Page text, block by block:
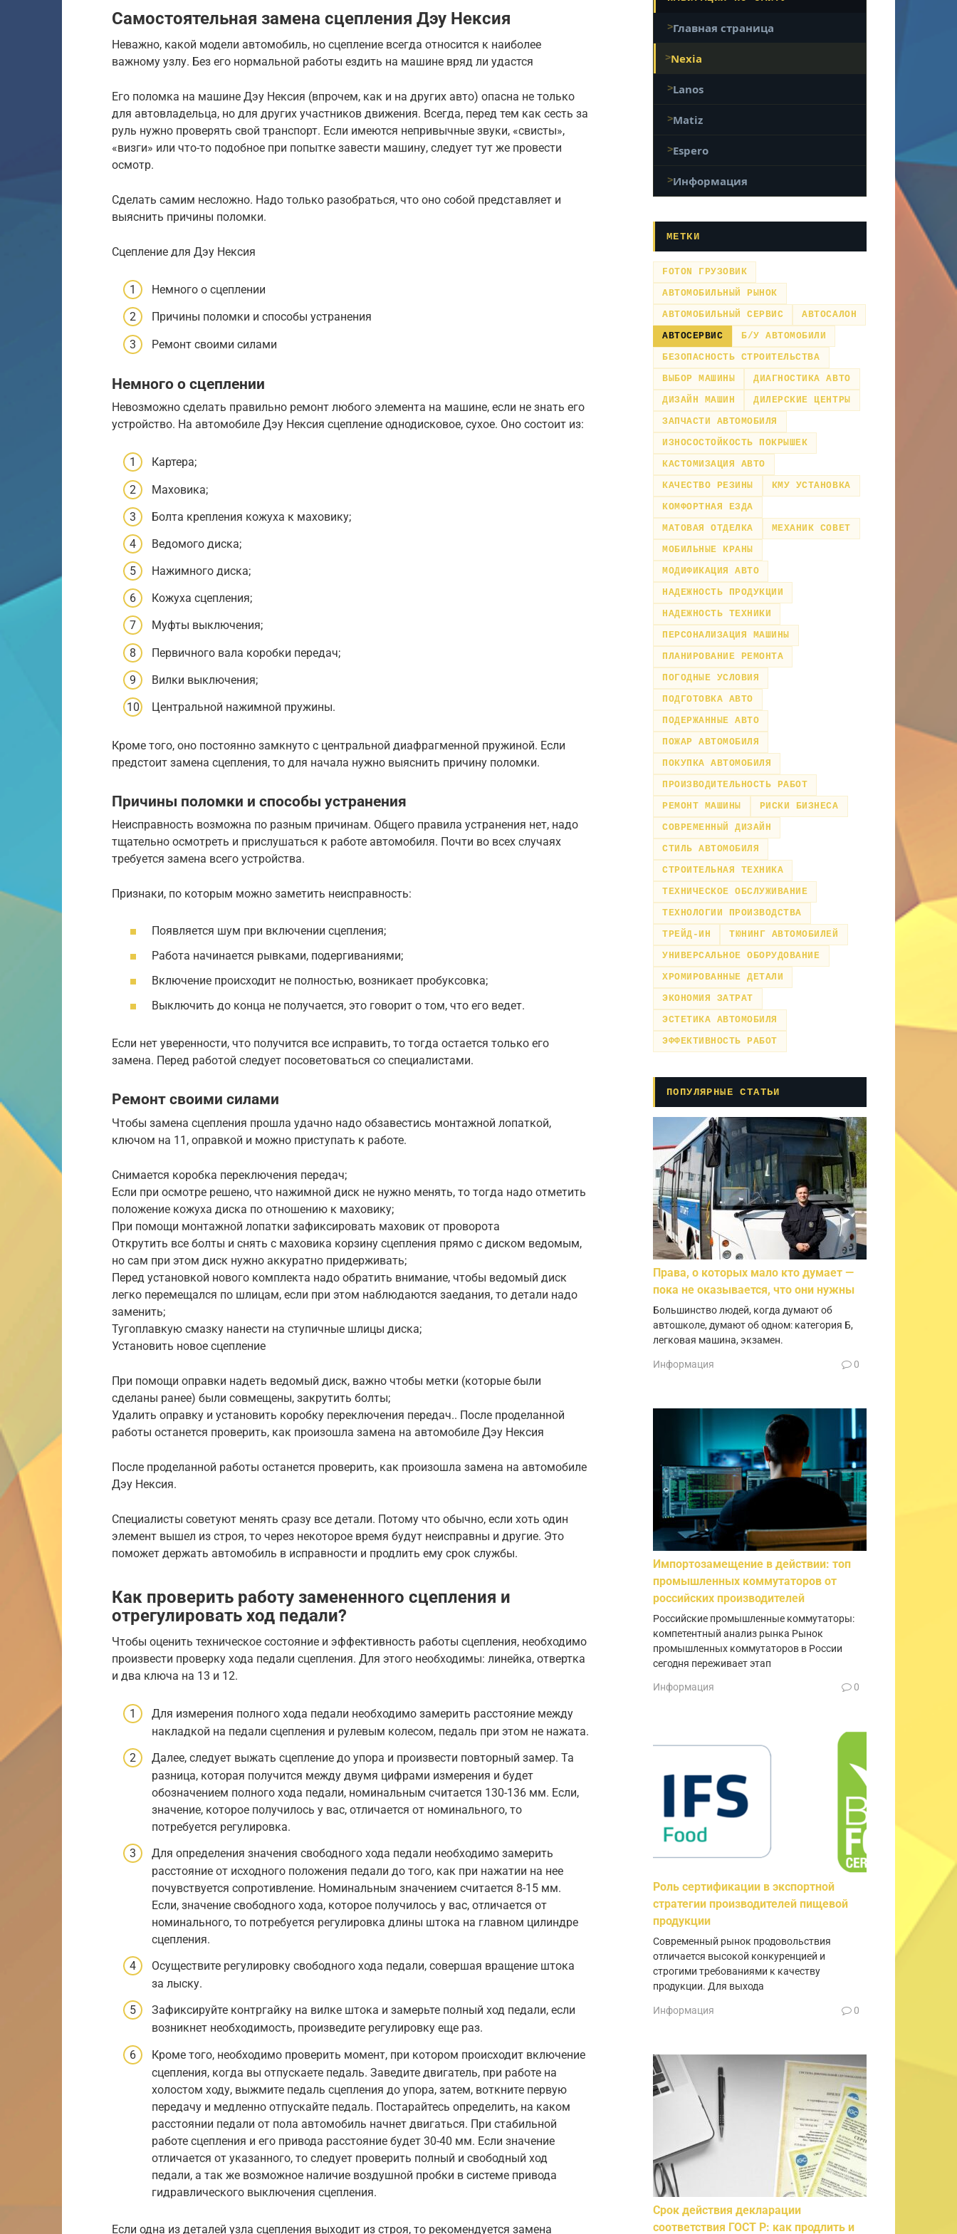
Самостоятельная замена сцепления Дэу Нексия
Неважно, какой модели автомобиль, но сцепление всегда относится к наиболее
важному узлу. Без его нормальной работы ездить на машине вряд ли удастся
Его поломка на машине Дэу Нексия (впрочем, как и на других авто) опасна не только
для автовладельца, но для других участников движения. Всегда, перед тем как сесть за
руль нужно проверять свой транспорт. Если имеются непривычные звуки, «свисты»,
«визги» или что-то подобное при попытке завести машину, следует тут же провести
осмотр.
Сделать самим несложно. Надо только разобраться, что оно собой представляет и
выяснить причины поломки.
Сцепление для Дэу Нексия
Немного о сцеплении
Причины поломки и способы устранения
Ремонт своими силами
Немного о сцеплении
Невозможно сделать правильно ремонт любого элемента на машине, если не знать его
устройство. На автомобиле Дэу Нексия сцепление однодисковое, сухое. Оно состоит из:
Картера;
Маховика;
Болта крепления кожуха к маховику;
Ведомого диска;
Нажимного диска;
Кожуха сцепления;
Муфты выключения;
Первичного вала коробки передач;
Вилки выключения;
Центральной нажимной пружины.
Кроме того, оно постоянно замкнуто с центральной диафрагменной пружиной. Если
предстоит замена сцепления, то для начала нужно выяснить причину поломки.
Причины поломки и способы устранения
Неисправность возможна по разным причинам. Общего правила устранения нет, надо
тщательно осмотреть и прислушаться к работе автомобиля. Почти во всех случаях
требуется замена всего устройства.
Признаки, по которым можно заметить неисправность:
Появляется шум при включении сцепления;
Работа начинается рывками, подергиваниями;
Включение происходит не полностью, возникает пробуксовка;
Выключить до конца не получается, это говорит о том, что его ведет.
Если нет уверенности, что получится все исправить, то тогда остается только его
замена. Перед работой следует посоветоваться со специалистами.
Ремонт своими силами
Чтобы замена сцепления прошла удачно надо обзавестись монтажной лопаткой,
ключом на 11, оправкой и можно приступать к работе.
Снимается коробка переключения передач;
Если при осмотре решено, что нажимной диск не нужно менять, то тогда надо отметить
положение кожуха диска по отношению к маховику;
При помощи монтажной лопатки зафиксировать маховик от проворота
Открутить все болты и снять с маховика корзину сцепления прямо с диском ведомым,
но сам при этом диск нужно аккуратно придерживать;
Перед установкой нового комплекта надо обратить внимание, чтобы ведомый диск
легко перемещался по шлицам, если при этом наблюдаются заедания, то детали надо
заменить;
Тугоплавкую смазку нанести на ступичные шлицы диска;
Установить новое сцепление
При помощи оправки надеть ведомый диск, важно чтобы метки (которые были
сделаны ранее) были совмещены, закрутить болты;
Удалить оправку и установить коробку переключения передач.. После проделанной
работы останется проверить, как произошла замена на автомобиле Дэу Нексия
После проделанной работы останется проверить, как произошла замена на автомобиле
Дэу Нексия.
Специалисты советуют менять сразу все детали. Потому что обычно, если хоть один
элемент вышел из строя, то через некоторое время будут неисправны и другие. Это
поможет держать автомобиль в исправности и продлить ему срок службы.
Как проверить работу замененного сцепления и
отрегулировать ход педали?
Чтобы оценить техническое состояние и эффективность работы сцепления, необходимо
произвести проверку хода педали сцепления. Для этого необходимы: линейка, отвертка
и два ключа на 13 и 12.
Для измерения полного хода педали необходимо замерить расстояние между
накладкой на педали сцепления и рулевым колесом, педаль при этом не нажата.
Далее, следует выжать сцепление до упора и произвести повторный замер. Та
разница, которая получится между двумя цифрами измерения и будет
обозначением полного хода педали, номинальным считается 130-136 мм. Если,
значение, которое получилось у вас, отличается от номинального, то
потребуется регулировка.
Для определения значения свободного хода педали необходимо замерить
расстояние от исходного положения педали до того, как при нажатии на нее
почувствуется сопротивление. Номинальным значением считается 8-15 мм.
Если, значение свободного хода, которое получилось у вас, отличается от
номинального, то потребуется регулировка длины штока на главном цилиндре
сцепления.
Осуществите регулировку свободного хода педали, совершая вращение штока
за лыску.
Зафиксируйте контргайку на вилке штока и замерьте полный ход педали, если
возникнет необходимость, произведите регулировку еще раз.
Кроме того, необходимо проверить момент, при котором происходит включение
сцепления, когда вы отпускаете педаль. Заведите двигатель, при работе на
холостом ходу, выжмите педаль сцепления до упора, затем, воткните первую
передачу и медленно отпускайте педаль. Постарайтесь определить, на каком
расстоянии педали от пола автомобиль начнет двигаться. При стабильной
работе сцепления и его привода расстояние будет 30-40 мм. Если значение
отличается от указанного, то следует проверить полный и свободный ход
педали, а так же возможное наличие воздушной пробки в системе привода
гидравлического выключения сцепления.
Если одна из деталей узла сцепления выходит из строя, то рекомендуется замена
Главная страница
Nexia
Lanos
Matiz
Espero
Информация
МЕТКИ
FOTON ГРУЗОВИК
АВТОМОБИЛЬНЫЙ РЫНОК
АВТОМОБИЛЬНЫЙ СЕРВИС
АВТОСАЛОН
АВТОСЕРВИС
Б/У АВТОМОБИЛИ
БЕЗОПАСНОСТЬ СТРОИТЕЛЬСТВА
ВЫБОР МАШИНЫ
ДИАГНОСТИКА АВТО
ДИЗАЙН МАШИН
ДИЛЕРСКИЕ ЦЕНТРЫ
ЗАПЧАСТИ АВТОМОБИЛЯ
ИЗНОСОСТОЙКОСТЬ ПОКРЫШЕК
КАСТОМИЗАЦИЯ АВТО
КАЧЕСТВО РЕЗИНЫ
КМУ УСТАНОВКА
КОМФОРТНАЯ ЕЗДА
МАТОВАЯ ОТДЕЛКА
МЕХАНИК СОВЕТ
МОБИЛЬНЫЕ КРАНЫ
МОДИФИКАЦИЯ АВТО
НАДЕЖНОСТЬ ПРОДУКЦИИ
НАДЕЖНОСТЬ ТЕХНИКИ
ПЕРСОНАЛИЗАЦИЯ МАШИНЫ
ПЛАНИРОВАНИЕ РЕМОНТА
ПОГОДНЫЕ УСЛОВИЯ
ПОДГОТОВКА АВТО
ПОДЕРЖАННЫЕ АВТО
ПОЖАР АВТОМОБИЛЯ
ПОКУПКА АВТОМОБИЛЯ
ПРОИЗВОДИТЕЛЬНОСТЬ РАБОТ
РЕМОНТ МАШИНЫ
РИСКИ БИЗНЕСА
СОВРЕМЕННЫЙ ДИЗАЙН
СТИЛЬ АВТОМОБИЛЯ
СТРОИТЕЛЬНАЯ ТЕХНИКА
ТЕХНИЧЕСКОЕ ОБСЛУЖИВАНИЕ
ТЕХНОЛОГИИ ПРОИЗВОДСТВА
ТРЕЙД-ИН
ТЮНИНГ АВТОМОБИЛЕЙ
УНИВЕРСАЛЬНОЕ ОБОРУДОВАНИЕ
ХРОМИРОВАННЫЕ ДЕТАЛИ
ЭКОНОМИЯ ЗАТРАТ
ЭСТЕТИКА АВТОМОБИЛЯ
ЭФФЕКТИВНОСТЬ РАБОТ
ПОПУЛЯРНЫЕ СТАТЬИ
Права, о которых мало кто думает —
пока не оказывается, что они нужны
Большинство людей, когда думают об
автошколе, думают об одном: категория Б,
легковая машина, экзамен.
Информация 0
Импортозамещение в действии: топ
промышленных коммутаторов от
российских производителей
Российские промышленные коммутаторы:
компетентный анализ рынка Рынок
промышленных коммутаторов в России
сегодня переживает этап
Информация 0
Роль сертификации в экспортной
стратегии производителей пищевой
продукции
Современный рынок продовольствия
отличается высокой конкуренцией и
строгими требованиями к качеству
продукции. Для выхода
Информация 0
Срок действия декларации
соответствия ГОСТ Р: как продлить и